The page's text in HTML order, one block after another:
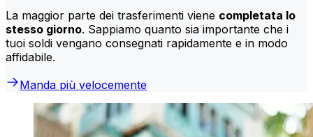
La maggior parte dei trasferimenti viene completata lo
stesso giorno. Sappiamo quanto sia importante che i
tuoi soldi vengano consegnati rapidamente e in modo
affidabile.
Manda più velocemente